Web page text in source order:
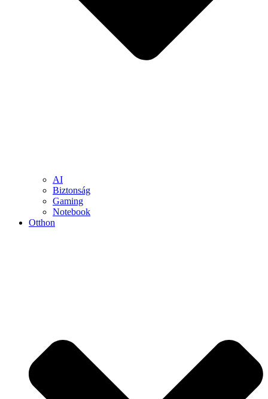
AI
Biztonság
Gaming
Notebook
Otthon